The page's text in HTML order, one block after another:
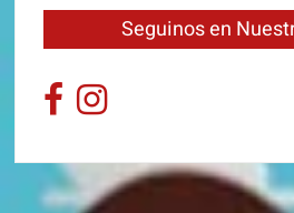
Seguinos en